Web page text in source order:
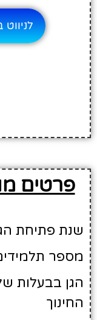
לניווט
פרטים
שנת פתיחת הגן:
מספר תלמידים
הגן בבעלות
החינוך